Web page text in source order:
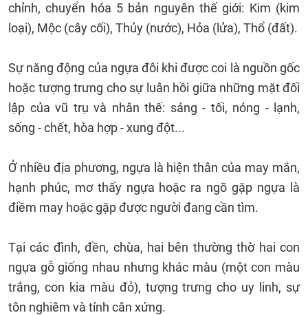
chỉnh, chuyển hóa 5 bản nguyên thế giới: Kim (kim
loại), Mộc (cây cối), Thủy (nước), Hỏa (lửa), Thổ (đất).
Sự năng động của ngựa đôi khi được coi là nguồn gốc
hoặc tượng trưng cho sự luân hồi giữa những mặt đối
lập của vũ trụ và nhân thế: sáng - tối, nóng - lạnh,
sống - chết, hòa hợp - xung đột...
Ở nhiều địa phương, ngựa là hiện thân của may mắn,
hạnh phúc, mơ thấy ngựa hoặc ra ngõ gặp ngựa là
điềm may hoặc gặp được người đang cần tìm.
Tại các đình, đền, chùa, hai bên thường thờ hai con
ngựa gỗ giống nhau nhưng khác màu (một con màu
trắng, con kia màu đỏ), tượng trưng cho uy linh, sự
tôn nghiêm và tính cân xứng.